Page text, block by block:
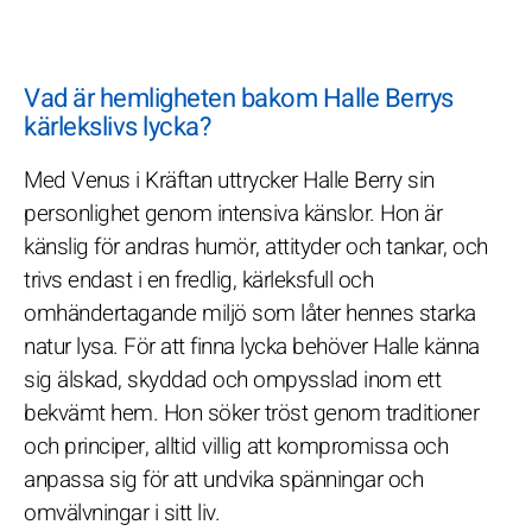
Vad är hemligheten bakom Halle Berrys
kärlekslivs lycka?
Med Venus i Kräftan uttrycker Halle Berry sin
personlighet genom intensiva känslor. Hon är
känslig för andras humör, attityder och tankar, och
trivs endast i en fredlig, kärleksfull och
omhändertagande miljö som låter hennes starka
natur lysa. För att finna lycka behöver Halle känna
sig älskad, skyddad och ompysslad inom ett
bekvämt hem. Hon söker tröst genom traditioner
och principer, alltid villig att kompromissa och
anpassa sig för att undvika spänningar och
omvälvningar i sitt liv.